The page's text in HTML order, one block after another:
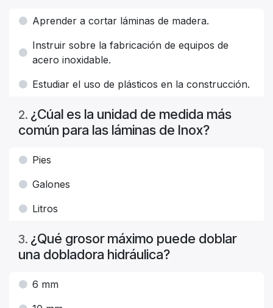
Aprender a cortar láminas de madera.
Instruir sobre la fabricación de equipos de
acero inoxidable.
Estudiar el uso de plásticos en la construcción.
2. ¿Cúal es la unidad de medida más
común para las láminas de Inox?
Pies
Galones
Litros
3. ¿Qué grosor máximo puede doblar
una dobladora hidráulica?
6 mm